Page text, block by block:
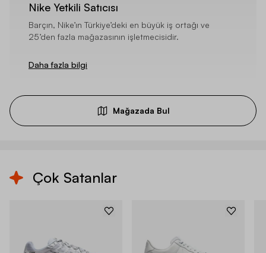
Nike Yetkili Satıcısı
Barçın, Nike’ın Türkiye’deki en büyük iş ortağı ve
25’den fazla mağazasının işletmecisidir.
Daha fazla bilgi
Mağazada Bul
Çok Satanlar